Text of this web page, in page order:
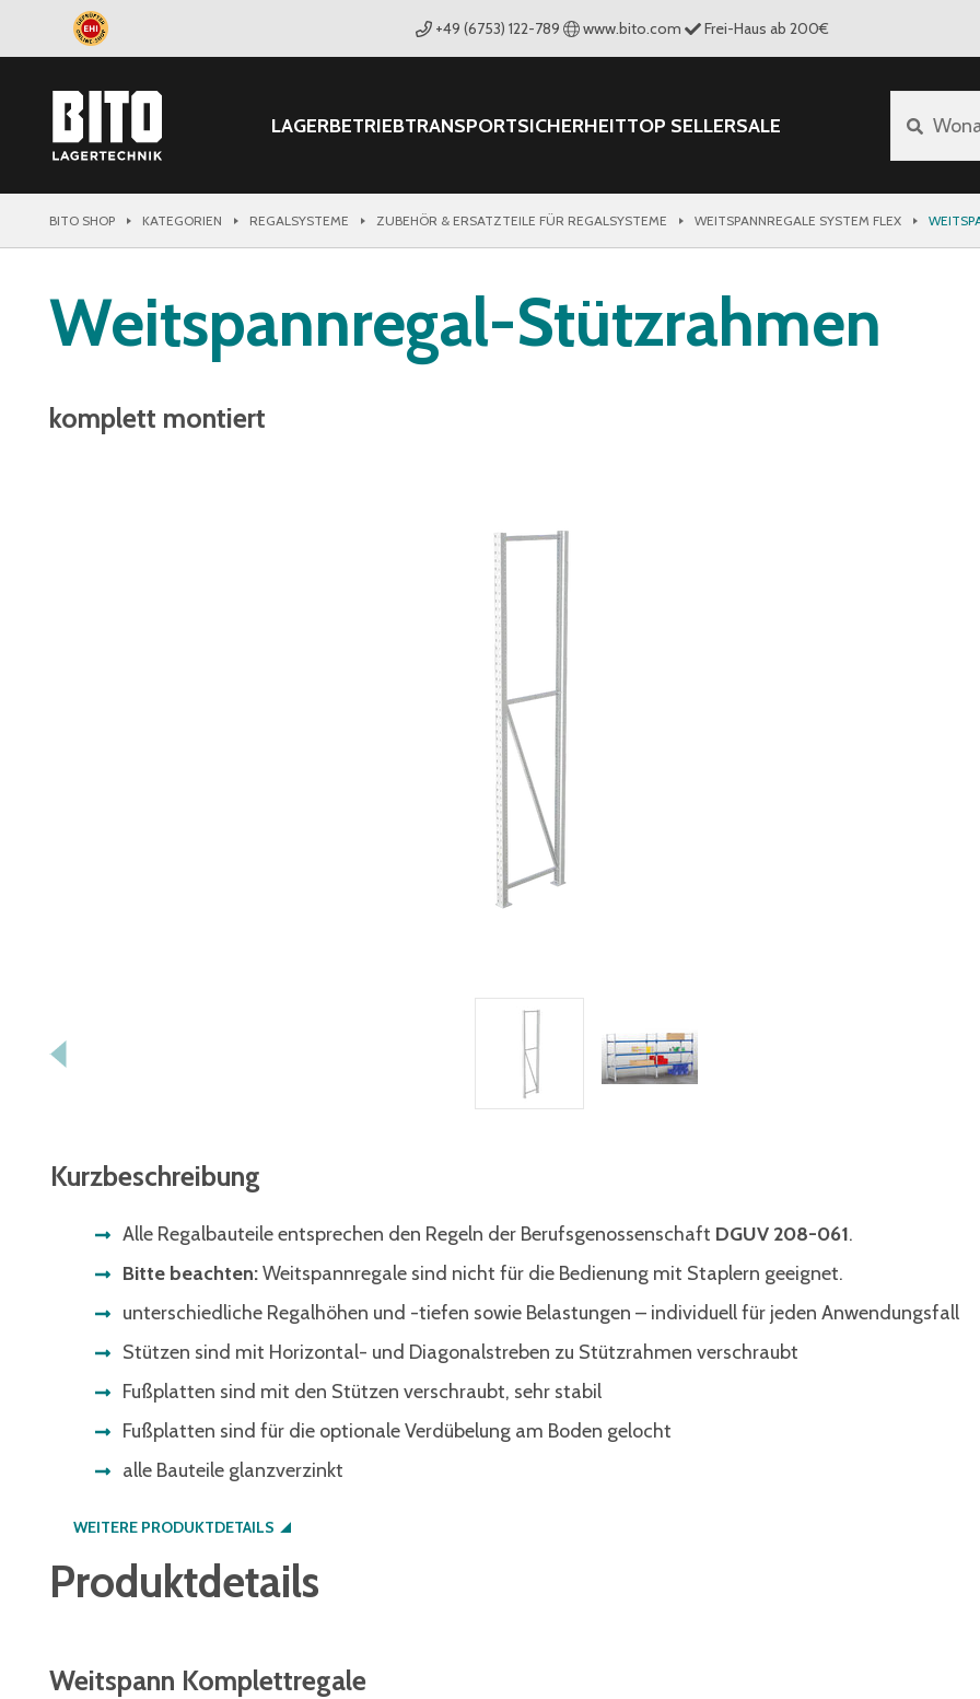
+49 (6753) 122-789 www.bito.com Frei-Haus ab 200€
LAGERBETRIEBTRANSPORTSICHERHEITTOP SELLERSALE
BITO SHOP KATEGORIEN REGALSYSTEME ZUBEHÖR & ERSATZTEILE FÜR REGALSYSTEME WEITSPANNREGALE SYSTEM FLEX
Weitspannregal-Stützrahmen
komplett montiert
Kurzbeschreibung
Alle Regalbauteile entsprechen den Regeln der Berufsgenossenschaft DGUV 208-061.
Bitte beachten:Weitspannregale sind nicht für die Bedienung mit Staplern geeignet.
unterschiedliche Regalhöhen und -tiefen sowie Belastungen – individuell für jeden Anwendungsfall
Stützen sind mit Horizontal- und Diagonalstreben zu Stützrahmen verschraubt
Fußplatten sind mit den Stützen verschraubt, sehr stabil
Fußplatten sind für die optionale Verdübelung am Boden gelocht
alle Bauteile glanzverzinkt
WEITERE PRODUKTDETAILS
Produktdetails
Weitspann Komplettregale